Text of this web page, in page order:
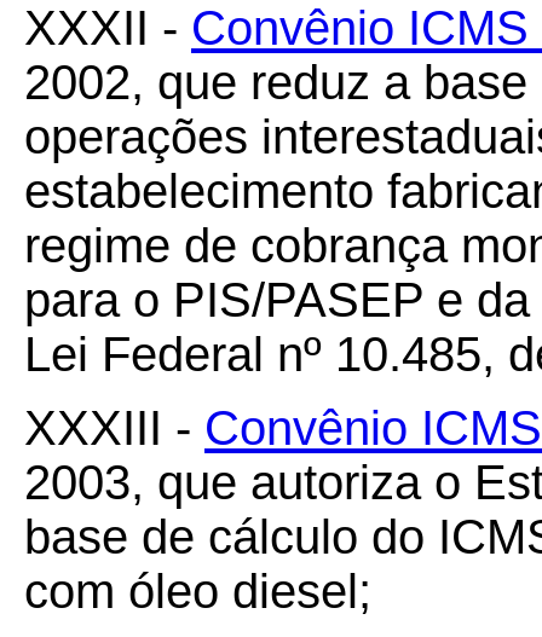
XXXII - Convênio
2002, que reduz a
operações
estabelecimento
regime de cobrança
para o PIS/PASEP e
Lei Federal nº 10.485,
XXXIII - Convênio
2003, que autoriza o
base de cálculo do
com óleo diesel;